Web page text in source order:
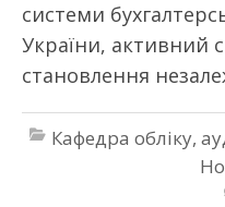
системи
України, активний
становлення
Кафедра обліку,